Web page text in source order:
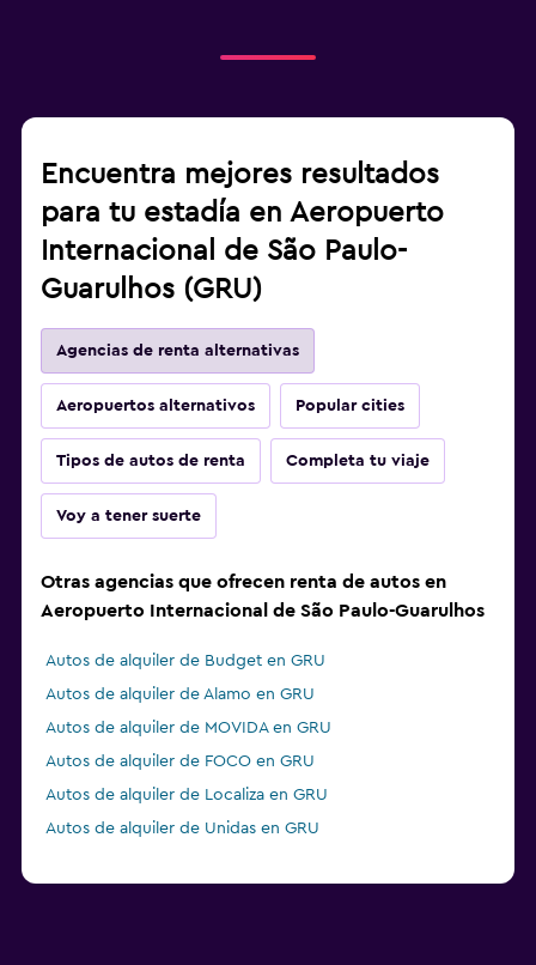
Encuentra mejores resultados
para tu estadía en Aeropuerto
Internacional de São Paulo-
Guarulhos (GRU)
Agencias de renta alternativas
Aeropuertos alternativos Popular cities
Tipos de autos de renta Completa tu viaje
Voy a tener suerte
Otras agencias que ofrecen renta de autos en
Aeropuerto Internacional de São Paulo-Guarulhos
Autos de alquiler de Budget en GRU
Autos de alquiler de Alamo en GRU
Autos de alquiler de MOVIDA en GRU
Autos de alquiler de FOCO en GRU
Autos de alquiler de Localiza en GRU
Autos de alquiler de Unidas en GRU